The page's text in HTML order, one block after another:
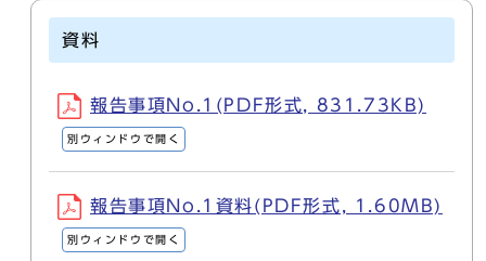
資料
報告事項No.1(PDF形式, 831.73KB)
別ウィンドウで開く
報告事項No.1資料(PDF形式, 1.60MB)
別ウィンドウで開く